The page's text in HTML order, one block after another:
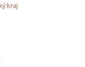
kraj